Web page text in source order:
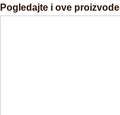
Pogledajte i ove proizvode